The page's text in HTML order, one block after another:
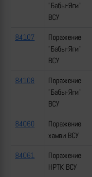
"Бабы-Яги"
ВСУ
84107
Поражение
"Бабы-Яги"
ВСУ
84108
Поражение
"Бабы-Яги"
ВСУ
84060
Поражение
хамви ВСУ
84061
Поражение
НРТК ВСУ